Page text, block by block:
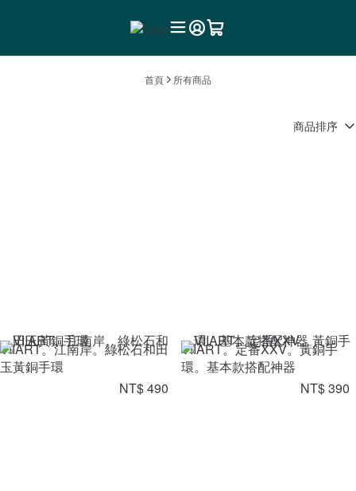
首頁 所有商品
商品排序
VIIART。江南岸。綠松石和田
玉黃銅手環
NT$ 490
VIIART。定番XXV。黃銅手
環。基本款搭配神器
NT$ 390